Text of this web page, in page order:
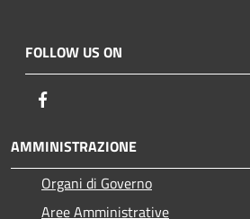
FOLLOW US ON
AMMINISTRAZIONE
Organi di Governo
Aree Amministrative